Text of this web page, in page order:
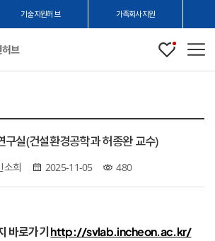
기술지원허브 가족회사지원
관심
구실(건설환경공학과 허종완 교수)
소희 2025-11-05 480
바로가기http://svlab.incheon.ac.kr/